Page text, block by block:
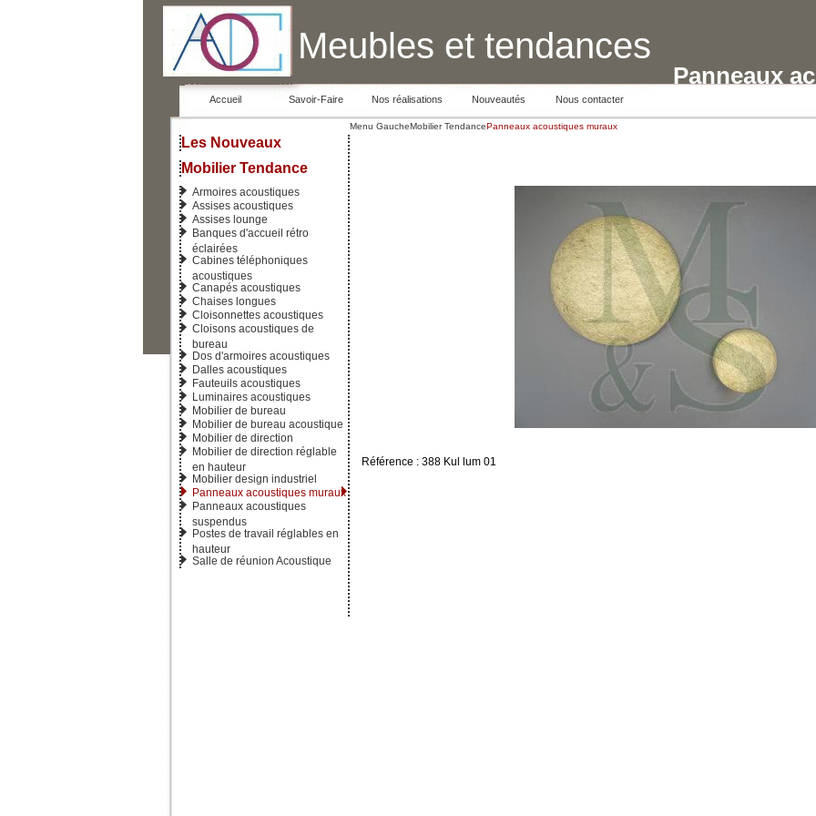
Meubles et tendances
Panneaux
Accueil Savoir-Faire Nos réalisations Nouveautés Nous contacter
Les Nouveaux
Mobilier Tendance
Armoires acoustiques
Assises acoustiques
Assises lounge
Banques d'accueil rétro
éclairées
Cabines téléphoniques
acoustiques
Canapés acoustiques
Chaises longues
Cloisonnettes acoustiques
Cloisons acoustiques de
bureau
Dos d'armoires acoustiques
Dalles acoustiques
Fauteuils acoustiques
Luminaires acoustiques
Mobilier de bureau
Mobilier de bureau acoustique
Mobilier de direction
Mobilier de direction réglable
en hauteur
Mobilier design industriel
Panneaux acoustiques muraux
Panneaux acoustiques
suspendus
Postes de travail réglables en
hauteur
Salle de réunion Acoustique
Menu GaucheMobilier TendancePanneaux acoustiques muraux
Référence : 388 Kul lum 01